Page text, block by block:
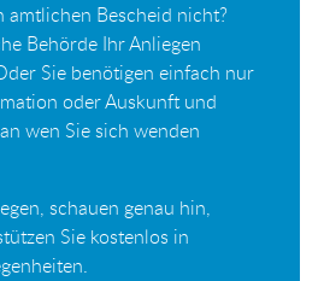
amtlichen Bescheid nicht?
Behörde Ihr Anliegen
Sie benötigen einfach nur
oder Auskunft und
wen Sie sich wenden
schauen genau hin,
Sie kostenlos in